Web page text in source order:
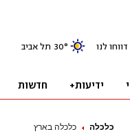
כלכלה כלכלה בארץ